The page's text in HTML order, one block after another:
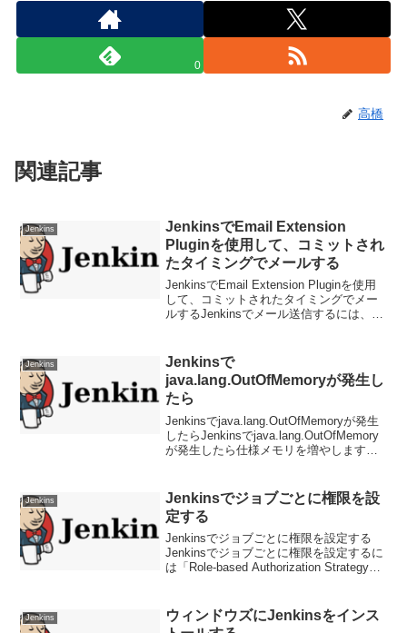
0
高橋
関連記事
Jenkins
JenkinsでEmail Extension
Pluginを使用して、コミットされ
たタイミングでメールする
JenkinsでEmail Extension Pluginを使用
して、コミットされたタイミングでメー
ルするJenkinsでメール送信するには、
Jenkins
Jenkinsで
java.lang.OutOfMemoryが発生し
たら
Jenkinsでjava.lang.OutOfMemoryが発生
したらJenkinsでjava.lang.OutOfMemory
が発生したら仕様メモリを増やします。
Jenkins
Jenkinsでジョブごとに権限を設
定する
Jenkinsでジョブごとに権限を設定する
Jenkinsでジョブごとに権限を設定するに
は「Role-based Authorization Strategy」
理」から...
Jenkins
ウィンドウズにJenkinsをインス